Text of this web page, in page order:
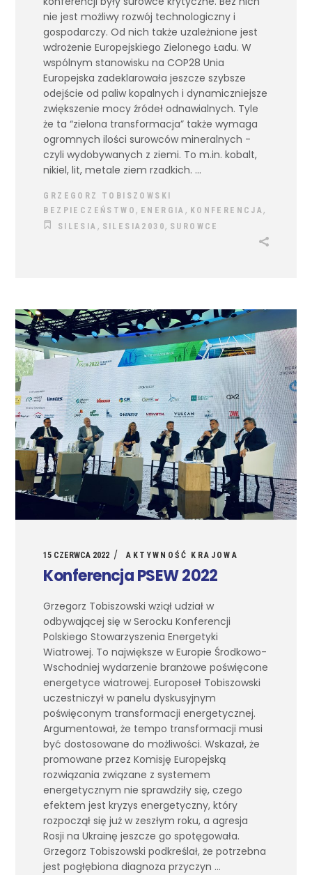
nie jest możliwy rozwój technologiczny i
gospodarczy. Od nich także uzależnione jest
wdrożenie Europejskiego Zielonego Ładu. W
wspólnym stanowisku na COP28 Unia
Europejska zadeklarowała jeszcze szybsze
odejście od paliw kopalnych i dynamiczniejsze
zwiększenie mocy źródeł odnawialnych. Tyle
że ta “zielona transformacja” także wymaga
ogromnych ilości surowców mineralnych -
czyli wydobywanych z ziemi. To m.in. kobalt,
nikiel, lit, metale ziem rzadkich.
GRZEGORZ TOBISZOWSKI
BEZPIECZEŃSTWO , ENERGIA , KONFERENCJA ,
SILESIA , SILESIA2030, SUROWCE
15 CZERWCA 2022 AKTYWNOŚĆ KRAJOWA
Konferencja PSEW 2022
Grzegorz Tobiszowski wziął udział w
odbywającej się w Serocku Konferencji
Polskiego Stowarzyszenia Energetyki
Wiatrowej. To największe w Europie Środkowo-
Wschodniej wydarzenie branżowe poświęcone
energetyce wiatrowej. Europoseł Tobiszowski
uczestniczył w panelu dyskusyjnym
poświęconym transformacji energetycznej.
Argumentował, że tempo transformacji musi
być dostosowane do możliwości. Wskazał, że
promowane przez Komisję Europejską
rozwiązania związane z systemem
energetycznym nie sprawdziły się, czego
efektem jest kryzys energetyczny, który
rozpoczął się już w zeszłym roku, a agresja
Rosji na Ukrainę jeszcze go spotęgowała.
Grzegorz Tobiszowski podkreślał, że potrzebna
jest pogłębiona diagnoza przyczyn